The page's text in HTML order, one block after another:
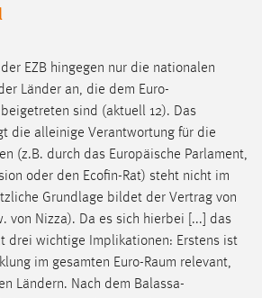
EZB hingegen nur die nationalen
Länder an, die dem Euro-
beigetreten sind (aktuell 12). Das
die alleinige Verantwortung für die
(z.B. durch das Europäische Parlament,
oder den Ecofin-Rat) steht nicht im
Grundlage bildet der Vertrag von
von Nizza). Da es sich hierbei [...] das
drei wichtige Implikationen: Erstens ist
im gesamten Euro-Raum relevant,
Ländern. Nach dem Balassa-